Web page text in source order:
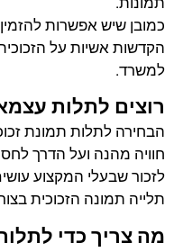
כמובן שיש אפשרות
הקדשות אשיות על
למשרד.
רוצים לתלות
הבחירה לתלות תמונת
חוויה מהנה ועל הדרך
לזכור שבעלי המקצוע
תלייה תמונה הזכוכית
מה צריך כדי